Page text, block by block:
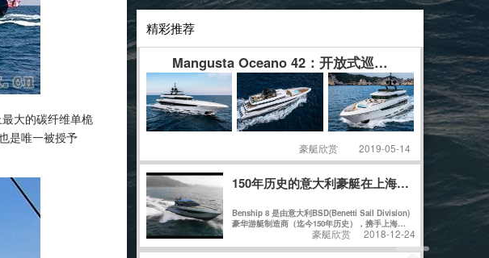
大的碳纤维单桅
是唯一被授予
精彩推荐
Mangusta Oceano 42：开放式巡航艇 更合适家庭
豪艇欣赏 2019-05-14
150年历史的意大利豪艇在上海建造首艘游艇
Benship 8 是由意大利BSD(Benetti Sail Division)
豪华游艇制造商（迄今150年历史），携手上海江
南造船厂（迄今160年历史）共同在上海精心建
豪艇欣赏 2018-12-24